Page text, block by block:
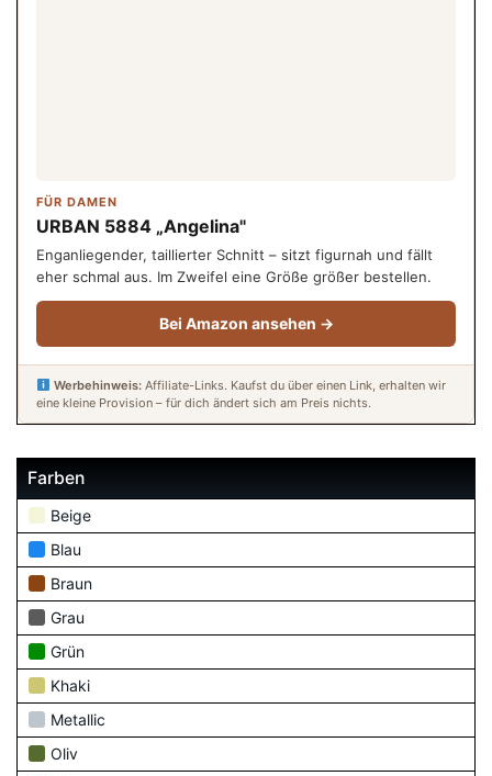
FÜR DAMEN
URBAN 5884 „Angelina"
Enganliegender, taillierter Schnitt – sitzt figurnah und fällt
eher schmal aus. Im Zweifel eine Größe größer bestellen.
Bei Amazon ansehen →
Werbehinweis:Affiliate-Links. Kaufst du über einen Link, erhalten wir
eine kleine Provision – für dich ändert sich am Preis nichts.
Farben
Beige
Blau
Braun
Grau
Grün
Khaki
Metallic
Oliv